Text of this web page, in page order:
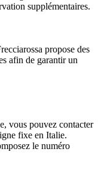
supplémentaires.
propose des
afin de garantir un
vous pouvez contacter
fixe en Italie.
le numéro